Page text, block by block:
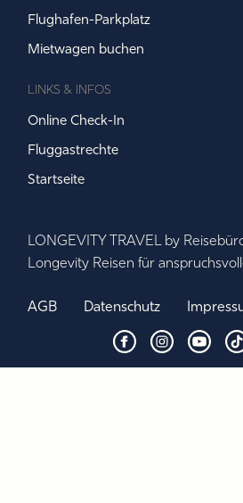
Flughafen-Parkplatz
Mietwagen buchen
LINKS & INFOS
Online Check-In
Fluggastrechte
Startseite
LONGEVITY TRAVEL by
Longevity Reisen für
AGB Datenschutz